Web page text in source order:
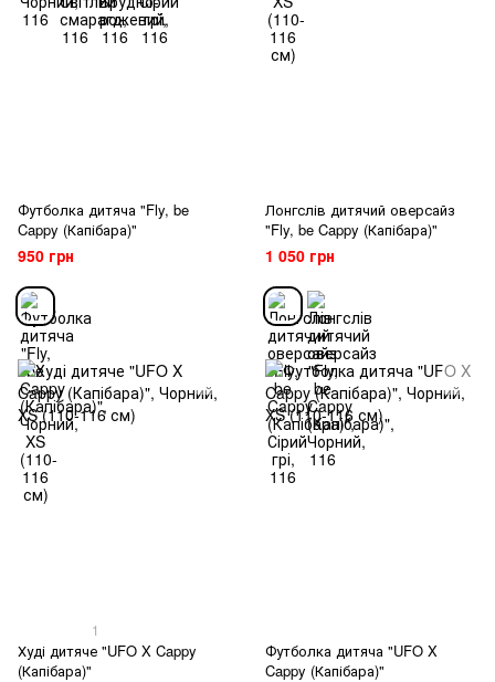
Футболка дитяча "Fly, be
Cappy (Капібара)"
950 грн
Лонгслів дитячий оверсайз
"Fly, be Cappy (Капібара)"
1 050 грн
1
Худі дитяче "UFO X Cappy
(Капібара)"
Футболка дитяча "UFO X
Cappy (Капібара)"